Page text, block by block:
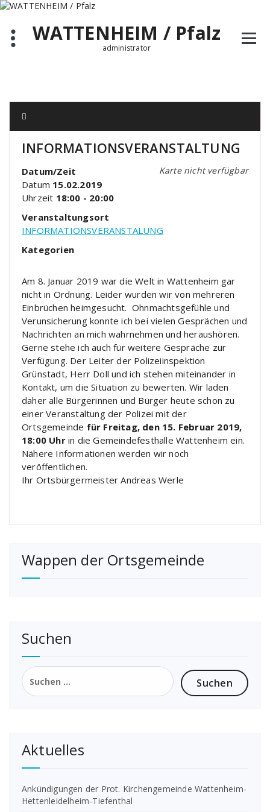
Zum
springenWATTENHEIM / Pfalz
administrator
INFORMATIONSVERANSTALTUNG
Karte nicht verfügbar
Datum/Zeit
Datum 15.02.2019
Uhrzeit 18:00 - 20:00
Veranstaltungsort
INFORMATIONSVERANSTALUNG
Kategorien
Am 8. Januar 2019 war die Welt in Wattenheim gar
nicht in Ordnung. Leider wurden wir von mehreren
Einbrüchen heimgesucht. Ohnmachtsgefühle und
Verunsicherung konnte ich bei vielen Gesprächen und
Nachrichten an mich wahrnehmen und heraushören.
Gerne stehe ich auch für weitere Gespräche zur
Verfügung. Der Leiter der Polizeiinspektion
Grünstadt, Herr Doll und ich stehen miteinander in
Kontakt, um die Situation zu bewerten. Wir laden
daher alle Bürgerinnen und Bürger heute schon zu
einer Veranstaltung der Polizei mit der
Ortsgemeinde für Freitag, den 15. Februar 2019,
18:00 Uhr in die Gemeindefesthalle Wattenheim ein.
Nähere Informationen werden wir noch
veröffentlichen.
Ihr Ortsbürgermeister Andreas Werle
Wappen der Ortsgemeinde
Suchen
Suchen
nach:
Aktuelles
Ankündigungen der Prot. Kirchengemeinde Wattenheim-
Hettenleidelheim-Tiefenthal